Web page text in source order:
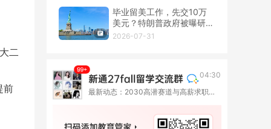
二
前
毕业留美工作，先交10万
美元？特朗普政府被曝研究
OPT新收费
2026-07-31
04:30
最新动态：2030高潜赛道与高薪求职图鉴 | 数据分析专业